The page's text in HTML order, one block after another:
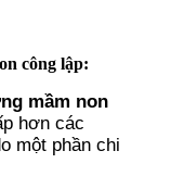
công lập:
mầm non
hơn các
một phần chi